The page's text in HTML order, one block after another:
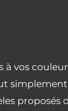
vos
proposés